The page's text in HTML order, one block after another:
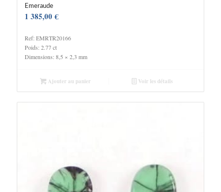
Emeraude
1 385,00€
Ref: EMRTR20166
Poids: 2.77 ct
Dimensions: 8,5 × 2,3 mm
Ajouter au panier Voir les détails